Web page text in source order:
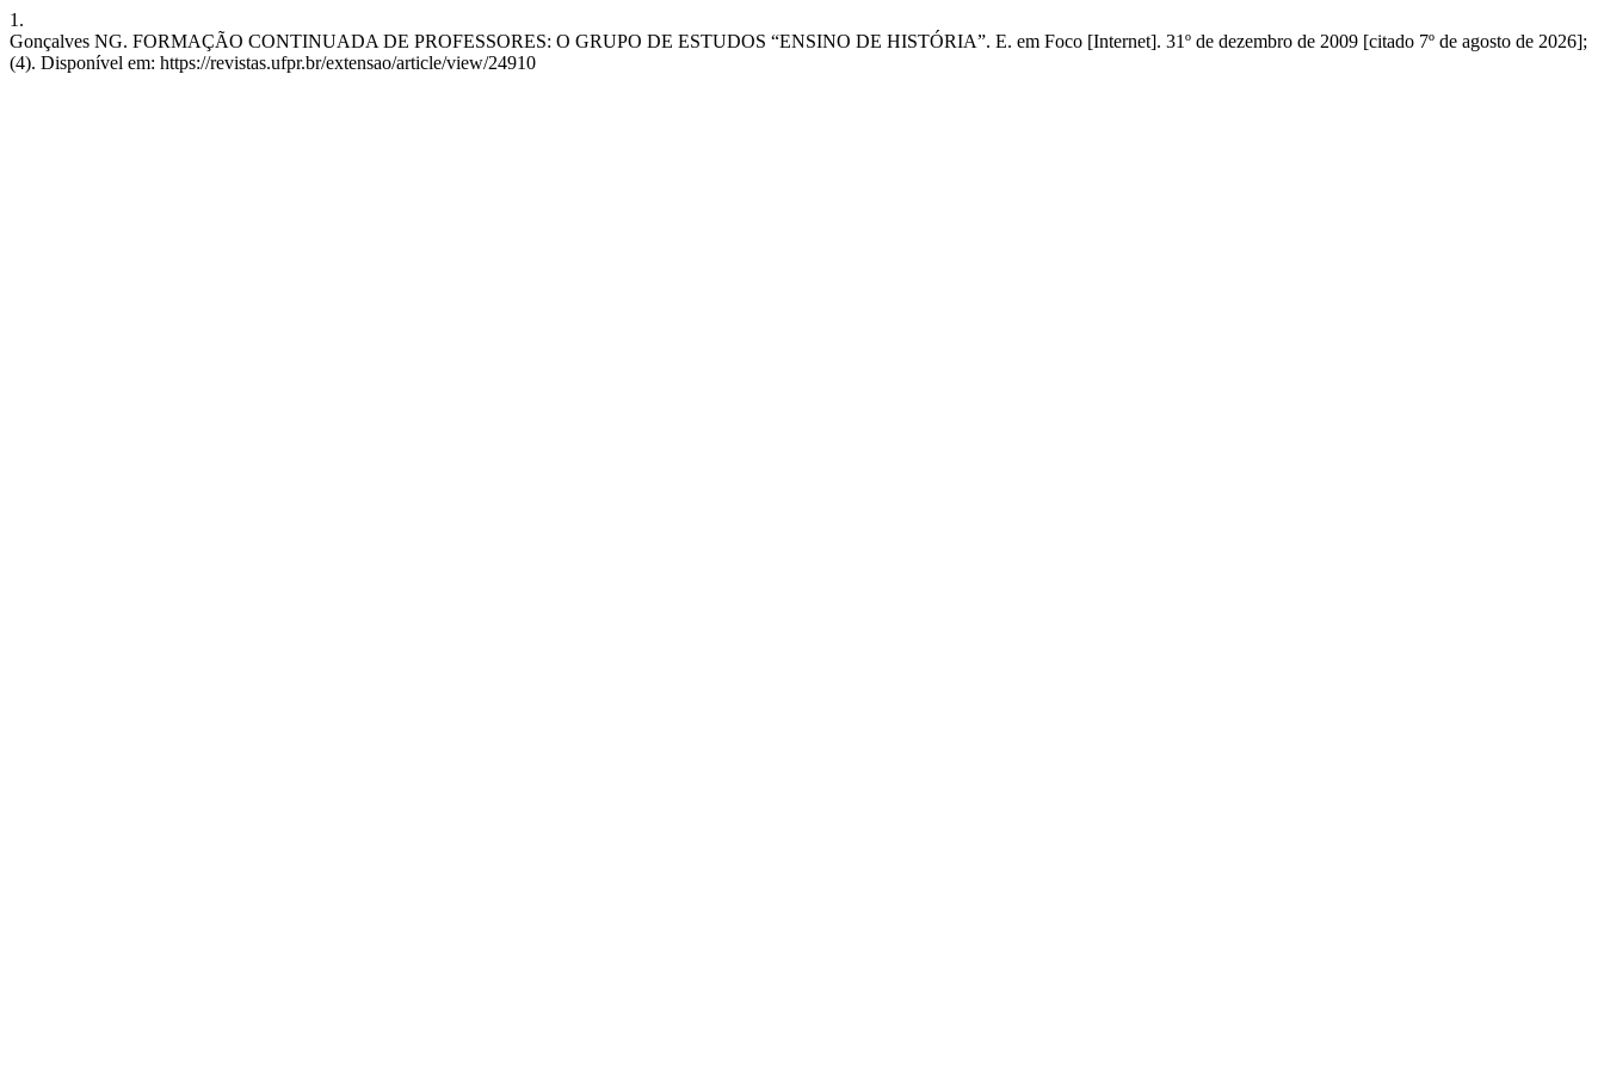
1.
Gonçalves NG. FORMAÇÃO CONTINUADA DE PROFESSORES: O GRUPO DE ESTUDOS “ENSINO DE HISTÓRIA”. E. em Foco [Internet]. 31º de dezembro de 2009 [citado 7º de agosto de 2026];
(4). Disponível em: https://revistas.ufpr.br/extensao/article/view/24910